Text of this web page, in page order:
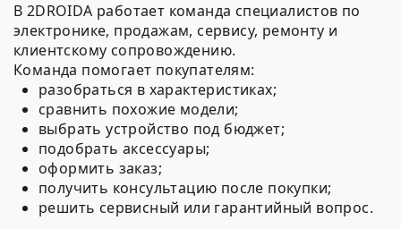
В 2DROIDA работает команда специалистов по
электронике, продажам, сервису, ремонту и
клиентскому сопровождению.
Команда помогает покупателям:
разобраться в характеристиках;
сравнить похожие модели;
выбрать устройство под бюджет;
подобрать аксессуары;
оформить заказ;
получить консультацию после покупки;
решить сервисный или гарантийный вопрос.